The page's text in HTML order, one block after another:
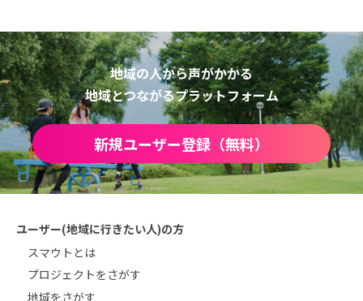
地域の人から声がかかる
地域とつながるプラットフォーム
新規ユーザー登録（無料）
ユーザー(地域に行きたい人)の方
スマウトとは
プロジェクトをさがす
地域をさがす